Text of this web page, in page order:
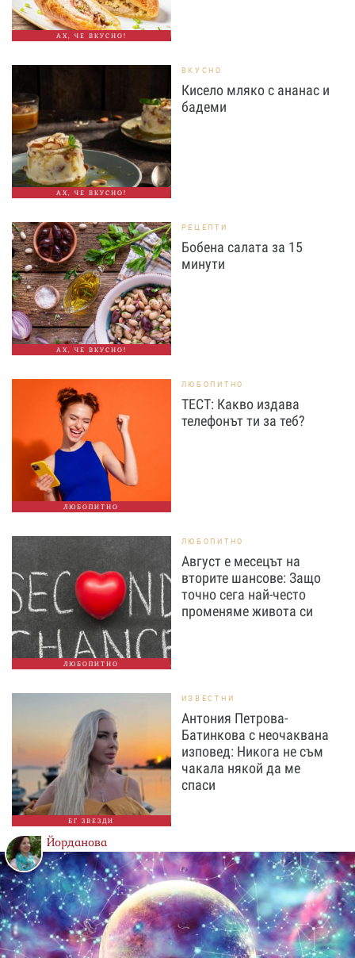
АХ, ЧЕ ВКУСНО!
АХ, ЧЕ ВКУСНО!
ВКУСНО
Кисело мляко с ананас и
бадеми
АХ, ЧЕ ВКУСНО!
РЕЦЕПТИ
Бобена салата за 15
минути
ЛЮБОПИТНО
ЛЮБОПИТНО
ТЕСТ: Какво издава
телефонът ти за теб?
ЛЮБОПИТНО
ЛЮБОПИТНО
Август е месецът на
вторите шансове: Защо
точно сега най-често
променяме живота си
БГ ЗВЕЗДИ
ИЗВЕСТНИ
Антония Петрова-
Батинкова с неочаквана
изповед: Никога не съм
чакала някой да ме
спаси
Йорданова